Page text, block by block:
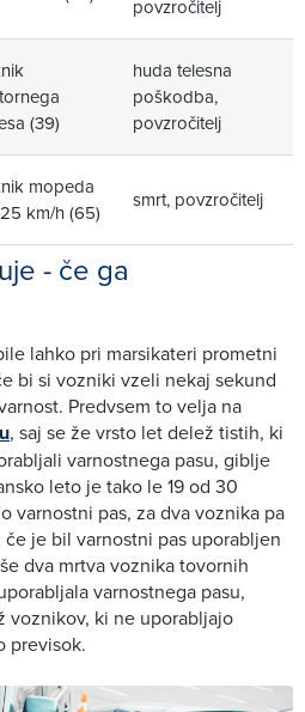
povzročitelj
(39)
huda telesna
poškodba,
povzročitelj
mopeda
km/h (65)
smrt, povzročitelj
- če ga
lahko pri marsikateri prometni
bi si vozniki vzeli nekaj sekund
Predvsem to velja na
, saj se že vrsto let delež tistih, ki
varnostnega pasu, giblje
leto je tako le 19 od 30
varnostni pas, za dva voznika pa
je bil varnostni pas uporabljen
dva mrtva voznika tovornih
varnostnega pasu,
voznikov, ki ne uporabljajo
previsok.